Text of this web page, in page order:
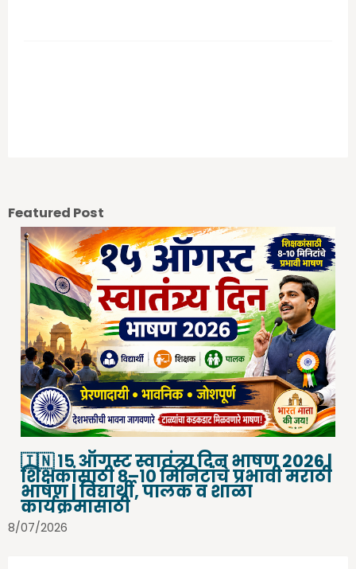
Featured Post
🇮🇳 १५ ऑगस्ट स्वातंत्र्य दिन भाषण 2026 |
शिक्षकांसाठी ८–१० मिनिटांचे प्रभावी मराठी
भाषण | विद्यार्थी, पालक व शाळा
कार्यक्रमासाठी
8/07/2026